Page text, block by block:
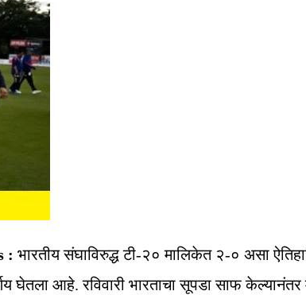
: भारतीय संघाविरुद्ध टी-२० मालिकेत २-० असा
आहे. रविवारी भारताचा सूपडा साफ केल्यानंतर